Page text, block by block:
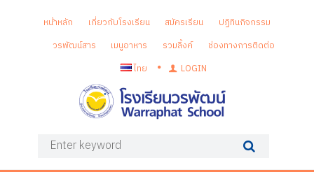
หน้าหลัก เกี่ยวกับโรงเรียน สมัครเรียน
ปฏิทินกิจกรรม
วรพัฒน์สาร
เมนูอาหาร รวมลิ้งค์
ช่องทางการติดต่อ
ไทย
LOGIN